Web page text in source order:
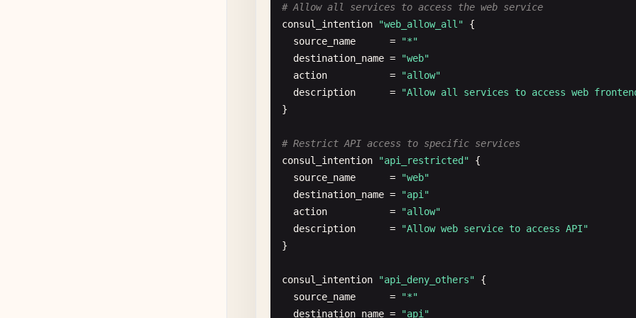
"server": true,
"bootstrap_expect": 1,
"ui_config"
"enabled" : true
},
"bind_addr"
"0.0.0.0" ,
"retry_join"
: [
"provider=aws tag_key=consul tag_value=server"
],
"connect": {
"enabled"
},
"https": 8501
,
"dns" : 8600
# Allow all services to access the web service
consul_intention
"web_allow_all"
{
source_name
=
"*"
destination_name =
"web"
action
=
"allow"
description
=
"Allow all services to access web
}
# Restrict API access to specific services
consul_intention
"api_restricted"
{
source_name
=
"web"
destination_name =
"api"
action
=
"allow"
description
=
"Allow web service to access API"
}
consul_intention "api_deny_others"
{
source_name
=
"*"
destination_name =
"api"